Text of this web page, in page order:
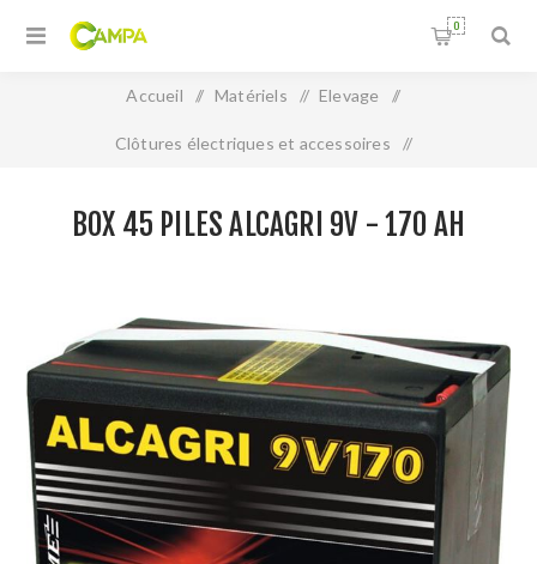
0
Accueil / Matériels / Elevage /
Clôtures électriques et accessoires /
BOX 45 PILES ALCAGRI 9V - 170 AH